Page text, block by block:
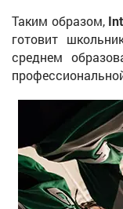
Таким образом,
готовит
среднем